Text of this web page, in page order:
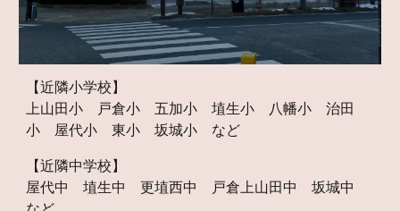
【近隣小学校】
上山田小 戸倉小 五加小 埴生小 八幡小 治田
小 屋代小 東小 坂城小 など
【近隣中学校】
屋代中 埴生中 更埴西中 戸倉上山田中 坂城中